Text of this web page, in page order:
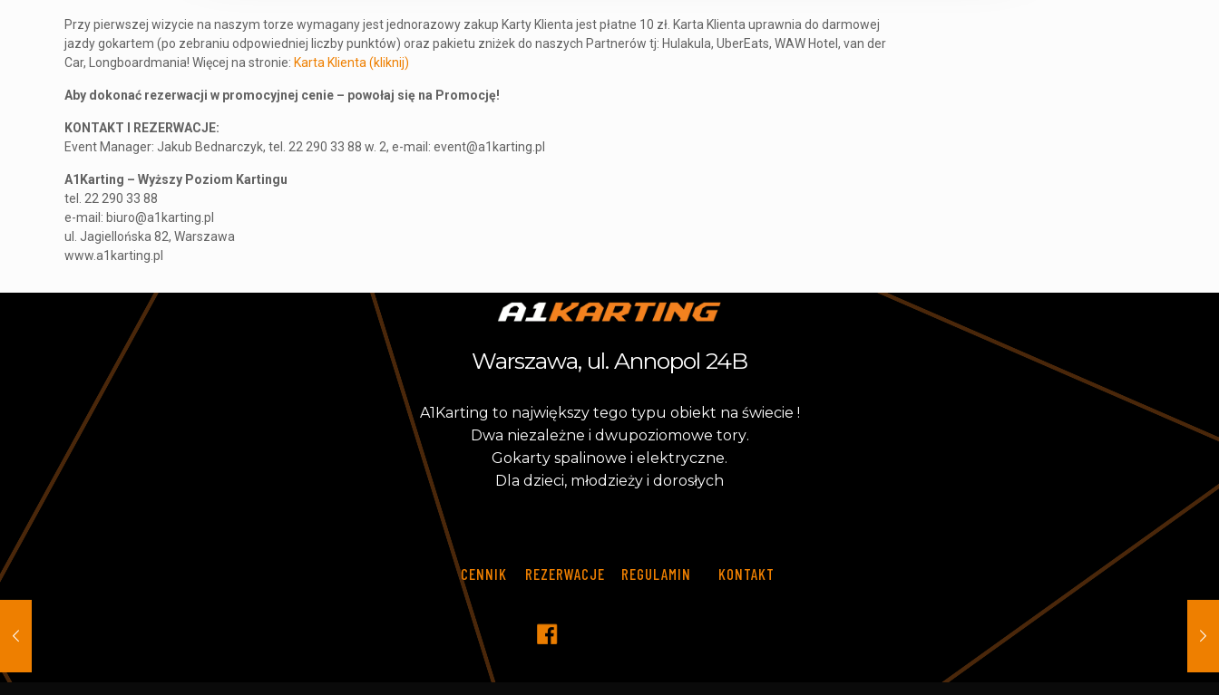
Przy pierwszej wizycie na naszym torze wymagany jest jednorazowy zakup Karty Klienta jest płatne 10 zł. Karta Klienta uprawnia do darmowej
jazdy gokartem (po zebraniu odpowiedniej liczby punktów) oraz pakietu zniżek do naszych Partnerów tj: Hulakula, UberEats, WAW Hotel, van der
Car, Longboardmania! Więcej na stronie: Karta Klienta (kliknij)
Aby dokonać rezerwacji w promocyjnej cenie – powołaj się na Promocję!
KONTAKT I REZERWACJE:
Event Manager: Jakub Bednarczyk, tel. 22 290 33 88 w. 2, e-mail: event@a1karting.pl
A1Karting – Wyższy Poziom Kartingu
tel. 22 290 33 88
e-mail: biuro@a1karting.pl
ul. Jagiellońska 82, Warszawa
www.a1karting.pl
Warszawa, ul. Annopol 24B
A1Karting to najwię kszy tego typu obie kt na świecie !
Dwa nieza eżne i dwupoziomowe tory.
Go karty spa inowe i e e ktryczne.
D a d zieci, młod zieży i dorosłych
CENNIK REZERWACJE REGULAMIN KONTAKT